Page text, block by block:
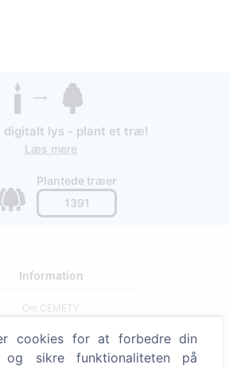
digitalt lys - plant et træ!
Læs mere
Plantede træer
1391
Information
Om CEMETY
Ofte stillede spørgsmål
Blog
cookies for at forbedre din
og sikre funktionaliteten på